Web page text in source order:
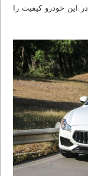
این خودرو کیفیت را